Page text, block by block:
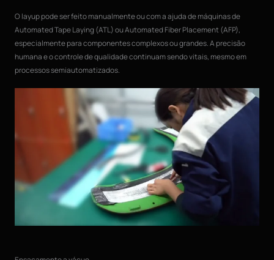
O layup pode ser feito manualmente ou com a ajuda de máquinas de
Automated Tape Laying (ATL) ou Automated Fiber Placement (AFP),
especialmente para componentes complexos ou grandes. A precisão
humana e o controle de qualidade continuam sendo vitais, mesmo em
processos semiautomatizados.